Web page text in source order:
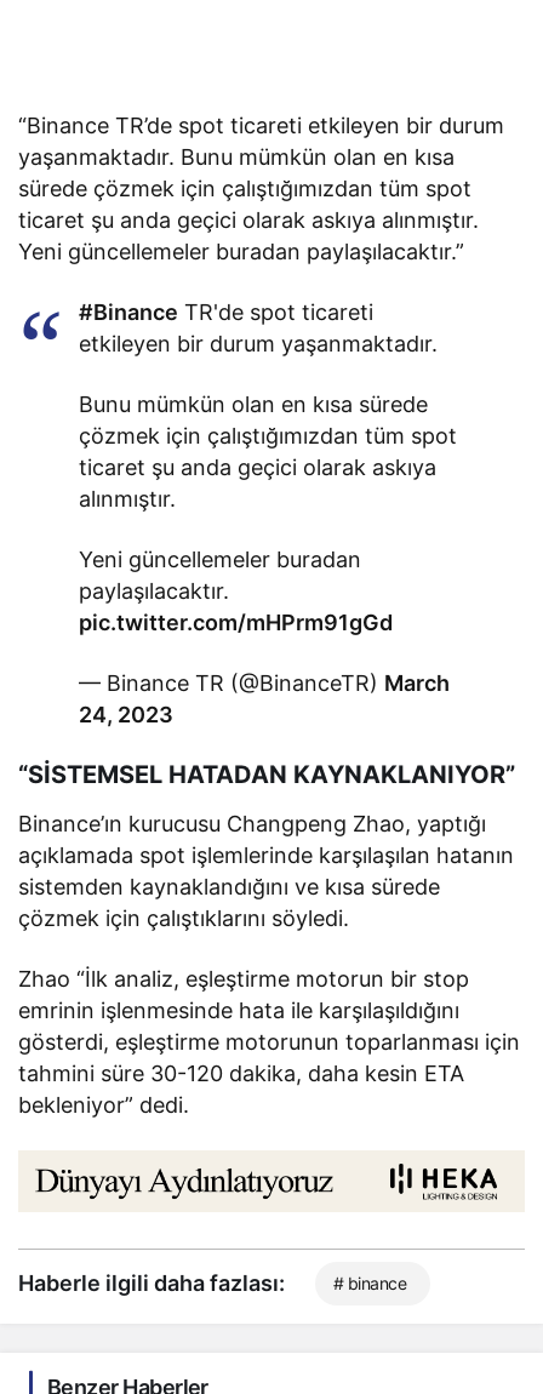
“Binance TR’de spot ticareti etkileyen bir durum
yaşanmaktadır. Bunu mümkün olan en kısa
sürede çözmek için çalıştığımızdan tüm spot
ticaret şu anda geçici olarak askıya alınmıştır.
Yeni güncellemeler buradan paylaşılacaktır.”
#Binance TR'de spot ticareti
etkileyen bir durum yaşanmaktadır.
Bunu mümkün olan en kısa sürede
çözmek için çalıştığımızdan tüm spot
ticaret şu anda geçici olarak askıya
alınmıştır.
Yeni güncellemeler buradan
paylaşılacaktır.
pic.twitter.com/mHPrm91gGd
— Binance TR (@BinanceTR) March
24, 2023
“SİSTEMSEL HATADAN KAYNAKLANIYOR”
Binance’ın kurucusu Changpeng Zhao, yaptığı
açıklamada spot işlemlerinde karşılaşılan hatanın
sistemden kaynaklandığını ve kısa sürede
çözmek için çalıştıklarını söyledi.
Zhao “İlk analiz, eşleştirme motorun bir stop
emrinin işlenmesinde hata ile karşılaşıldığını
gösterdi, eşleştirme motorunun toparlanması için
tahmini süre 30-120 dakika, daha kesin ETA
bekleniyor” dedi.
Haberle ilgili daha fazlası: # binance
Benzer Haberler